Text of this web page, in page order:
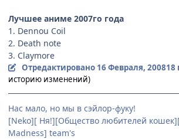
Лучшее аниме 2007го года
1. Dennou Coil
2. Death note
3. Claymore
Отредактировано 16 Февраля, 200818
историю изменений)
Нас мало, но мы в сэйлор-фуку!
[Neko][ Ня!][Общество любителей
Madness] team's